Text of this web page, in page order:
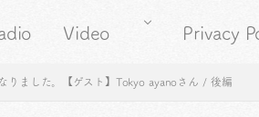
Video Privacy
りました。【ゲスト】Tokyo ayanoさん / 後編